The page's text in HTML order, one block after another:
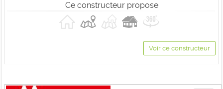
Ce constructeur propose
Voir ce constructeur